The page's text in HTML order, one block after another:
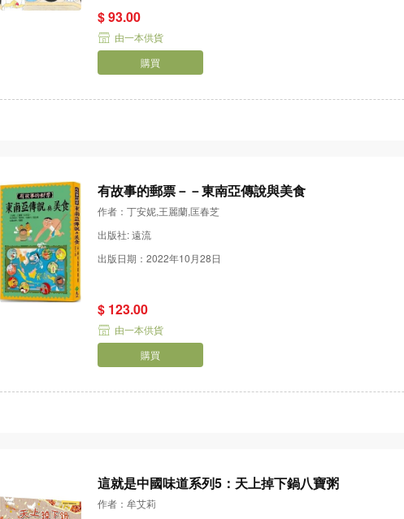
$ 93.00
由一本供貨
購買
有故事的郵票－－東南亞傳說與美食
作者：丁安妮,王麗蘭,匡春芝
出版社: 遠流
出版日期：2022年10月28日
$ 123.00
由一本供貨
購買
這就是中國味道系列5：天上掉下鍋八寶粥
作者：牟艾莉